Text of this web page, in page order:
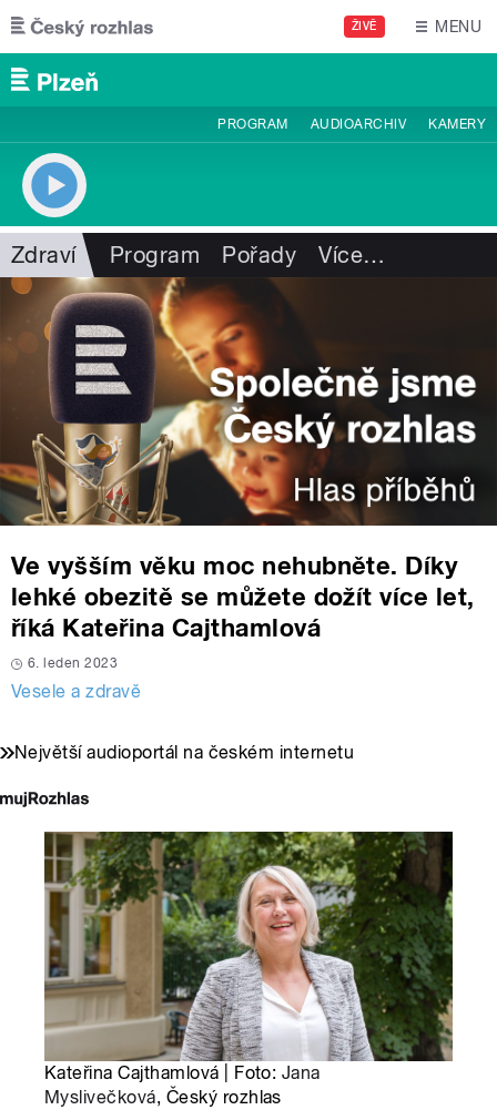
Přejít k hlavnímu obsahu
ŽIVĚ MENU
PROGRAM AUDIOARCHIV KAMERY
Zdraví Program Pořady Více…
Ve vyšším věku moc nehubněte. Díky
lehké obezitě se můžete dožít více let,
říká Kateřina Cajthamlová
6. leden 2023
Vesele a zdravě
Největší audioportál na českém internetu
Kateřina Cajthamlová | Foto: Jana
Myslivečková, Český rozhlas